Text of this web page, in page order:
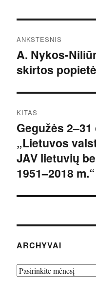
tarp
įrašų
ANKSTESNIS
Ankstesnis
įrašas:
A. Nykos-
skirtos
KITAS
Kitas
įrašas:
Gegužės
„Lietuvos
JAV lietuvių
1951–2018 m.“
ARCHYVAI
Archyvai